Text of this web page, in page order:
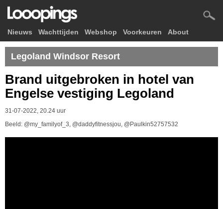
Nieuws Wachttijden Webshop Voorkeuren About
Legoland Windsor Resort
Brand uitgebroken in hotel van
Engelse vestiging Legoland
31-07-2022, 20.24 uur
Beeld: @my_familyof_3, @daddyfitnessjou, @Paulkin52757532